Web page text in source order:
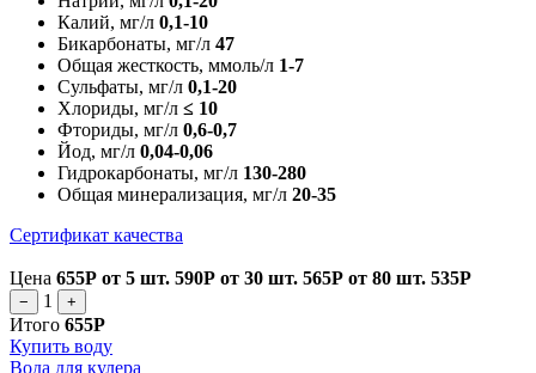
Калий, мг/л 0,1-10
Бикарбонаты, мг/л 47
Общая жесткость, ммоль/л 1-7
Сульфаты, мг/л 0,1-20
Хлориды, мг/л ≤ 10
Фториды, мг/л 0,6-0,7
Йод, мг/л 0,04-0,06
Гидрокарбонаты, мг/л 130-280
Общая минерализация, мг/л 20-35
Сертификат качества
Цена 655Р от 5 шт. 590Р от 30 шт. 565Р от 80 шт. 535Р
− 1 +
Итого 655Р
Купить воду
Вода для кулера